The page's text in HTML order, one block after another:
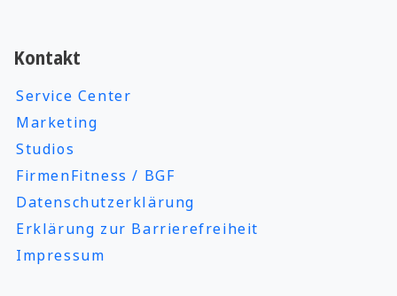
Kontakt
Service Center
Marketing
Studios
FirmenFitness / BGF
Datenschutzerklärung
Erklärung zur Barrierefreiheit
Impressum